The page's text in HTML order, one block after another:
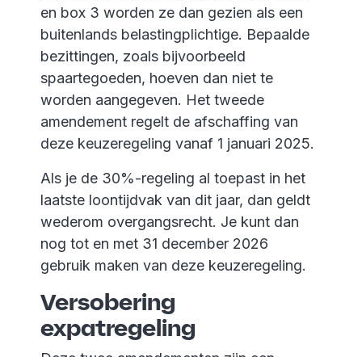
en box 3 worden ze dan gezien als een
buitenlands belastingplichtige. Bepaalde
bezittingen, zoals bijvoorbeeld
spaartegoeden, hoeven dan niet te
worden aangegeven. Het tweede
amendement regelt de afschaffing van
deze keuzeregeling vanaf 1 januari 2025.
Als je de 30%-regeling al toepast in het
laatste loontijdvak van dit jaar, dan geldt
wederom overgangsrecht. Je kunt dan
nog tot en met 31 december 2026
gebruik maken van deze keuzeregeling.
Versobering
expatregeling